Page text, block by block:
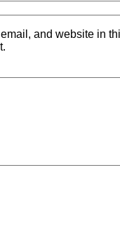
and website in